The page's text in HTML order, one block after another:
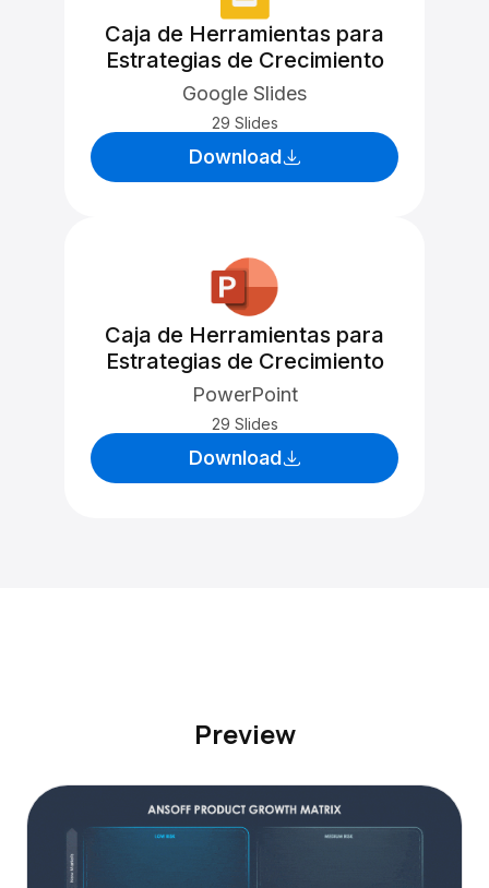
Caja de Herramientas para
Estrategias de Crecimiento
Google Slides
29 Slides
Download
Caja de Herramientas para
Estrategias de Crecimiento
PowerPoint
29 Slides
Download
Preview